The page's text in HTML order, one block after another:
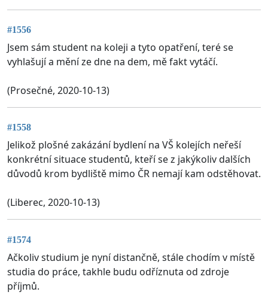
#1556
Jsem sám student na koleji a tyto opatření, teré se
vyhlašují a mění ze dne na dem, mě fakt vytáčí.
(Prosečné, 2020-10-13)
#1558
Jelikož plošné zakázání bydlení na VŠ kolejích neřeší
konkrétní situace studentů, kteří se z jakýkoliv dalších
důvodů krom bydliště mimo ČR nemají kam odstěhovat.
(Liberec, 2020-10-13)
#1574
Ačkoliv studium je nyní distančně, stále chodím v místě
studia do práce, takhle budu odříznuta od zdroje
příjmů.